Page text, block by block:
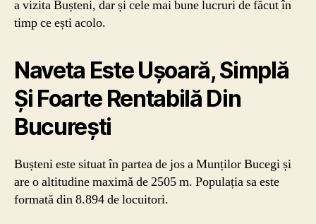
a vizita Bușteni, dar și cele mai bune lucruri de făcut în
timp ce ești acolo.
Naveta Este Ușoară, Simplă
Și Foarte Rentabilă Din
București
Bușteni este situat în partea de jos a Munților Bucegi și
are o altitudine maximă de 2505 m. Populația sa este
formată din 8.894 de locuitori.